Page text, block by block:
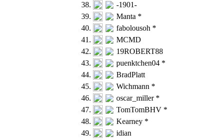
38.
-1901-
39.
Manta *
40.
fabolousoh *
41.
MCMD
42.
19ROBERT88
43.
puenktchen04 *
44.
BradPlatt
45.
Wichmann *
46.
oscar_miller *
47.
TomTomBHV *
48.
Kearney *
49.
idian